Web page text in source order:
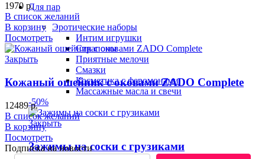
Для пар
Эротические наборы
Интим игрушки
Страпоны
Приятные мелочи
Смазки
Косметика с феромонами
Массажные масла и свечи
-50%
Закрыть
Зажимы на соски с грузиками
1970 р.
В список желаний
В корзину
Посмотреть
Закрыть
Кожаный ошейник с оковами ZADO Complete
12489р.
В список желаний
В корзину
Посмотреть
Подписка на новости